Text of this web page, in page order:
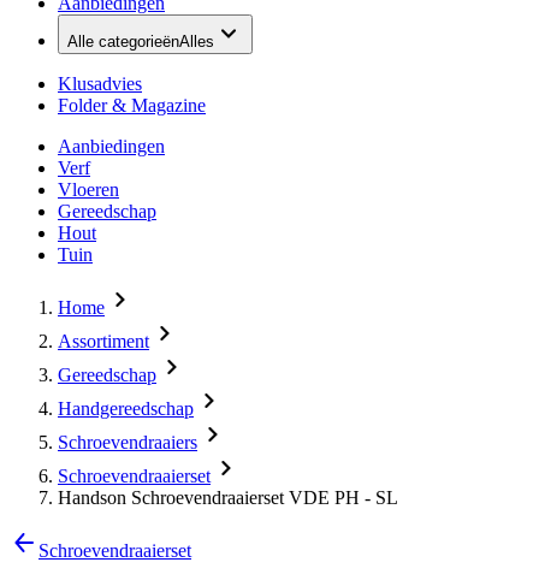
Alle categorieënAlles
Klusadvies
Folder & Magazine
Aanbiedingen
Verf
Vloeren
Gereedschap
Hout
Tuin
Home
Assortiment
Gereedschap
Handgereedschap
Schroevendraaiers
Schroevendraaierset
Handson Schroevendraaierset VDE PH - SL
Schroevendraaierset